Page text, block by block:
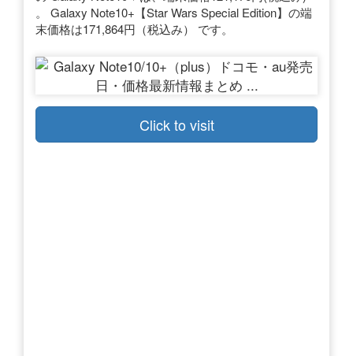
。 Galaxy Note10+【Star Wars Special Edition】の端
末価格は171,864円（税込み） です。
Click to visit